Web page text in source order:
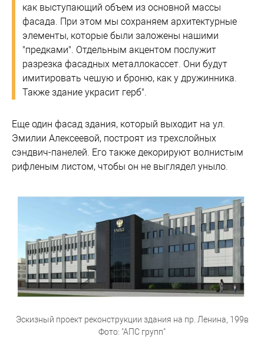
как выступающий объем из основной массы
фасада. При этом мы сохраняем архитектурные
элементы, которые были заложены нашими
"предками". Отдельным акцентом послужит
разрезка фасадных металлокассет. Они будут
имитировать чешую и броню, как у дружинника.
Также здание украсит герб".
Еще один фасад здания, который выходит на ул.
Эмилии Алексеевой, построят из трехслойных
сэндвич-панелей. Его также декорируют волнистым
рифленым листом, чтобы он не выглядел уныло.
Эскизный проект реконструкции здания на пр. Ленина, 199в
Фото: "АПС групп"